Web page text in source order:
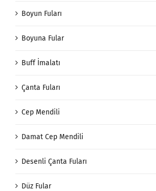
Boyun Fuları
Boyuna Fular
Buff İmalatı
Çanta Fuları
Cep Mendili
Damat Cep Mendili
Desenli Çanta Fuları
Düz Fular